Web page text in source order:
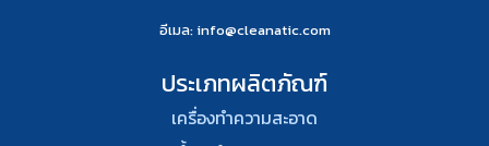
อีเมล: info@cleanatic.com
ประเภทผลิตภัณฑ์
เครื่องทำความสะอาด